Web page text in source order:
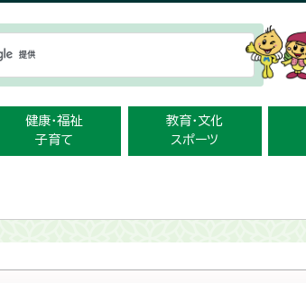
健康・福祉
子育て
教育・文化
スポーツ